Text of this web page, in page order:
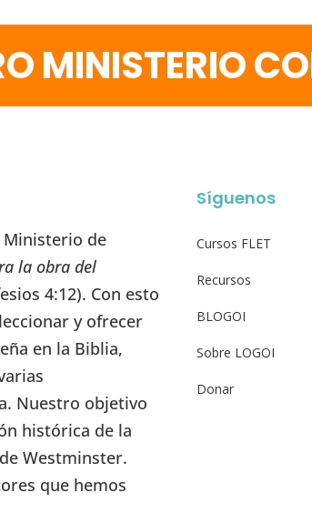
MINISTERIO
Ministerio de
la obra del
4:12). Con esto
y ofrecer
en la Biblia,
Nuestro objetivo
histórica de la
Westminster.
que hemos
Síguenos
Cursos FLET
Recursos
BLOGOI
Sobre LOGOI
Donar